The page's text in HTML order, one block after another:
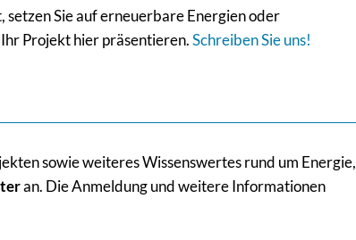
Sie auf erneuerbare Energien oder
Projekt hier präsentieren.Schreiben Sie uns!
sowie weiteres Wissenswertes rund um Energie,
an. Die Anmeldung und weitere Informationen